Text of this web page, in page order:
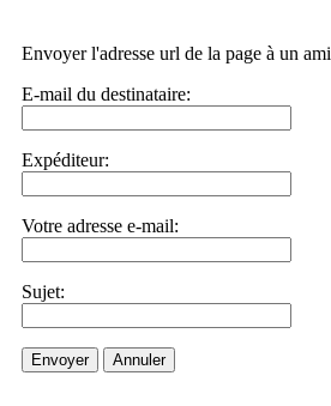
Envoyer l'adresse url de la page à un ami
E-mail du destinataire:
Expéditeur:
Votre adresse e-mail:
Sujet:
Envoyer Annuler